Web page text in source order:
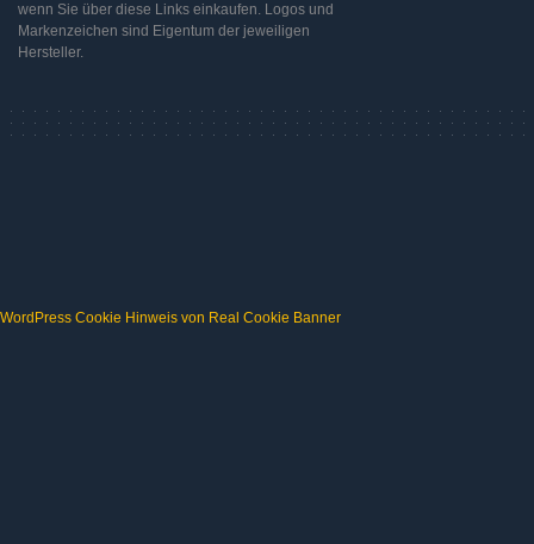
wenn Sie über diese Links einkaufen. Logos und
Markenzeichen sind Eigentum der jeweiligen
Hersteller.
WordPress Cookie Hinweis von Real Cookie Banner